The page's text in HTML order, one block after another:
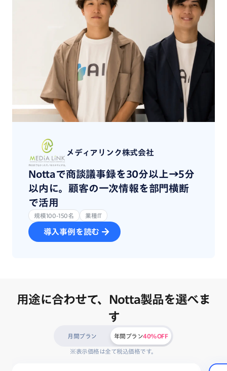
メディアリンク株式会社
Nottaで商談議事録を30分以上→5分
以内に。顧客の一次情報を部門横断
で活用
規模100-150名 業種IT
導入事例を読む
用途に合わせて、Notta製品を選べま
す
月間プラン 年間プラン40%OFF
※表示価格は全て税込価格です。